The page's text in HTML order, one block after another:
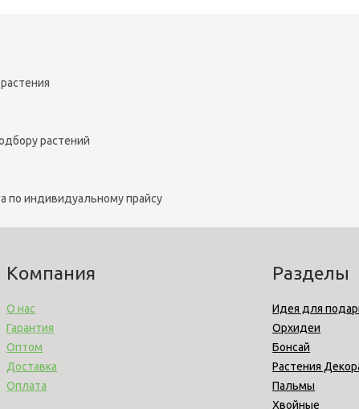
растений
по индивидуальному прайсу
Компания
О нас
Гарантия
Оптом
Доставка
Оплата
Разделы
Идея для
Орхидеи
Бонсай
Растения
Пальмы
Хвойные